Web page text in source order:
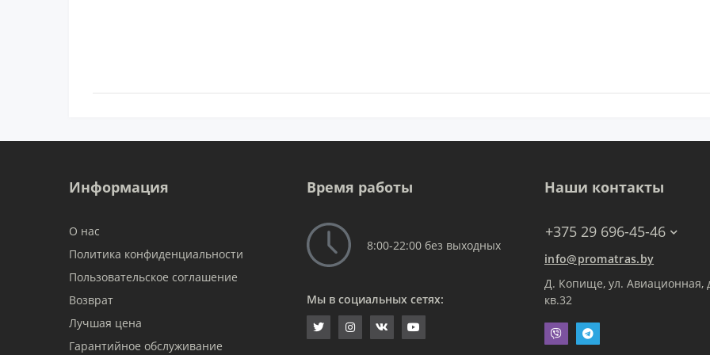
Информация
О нас
Политика конфиденциальности
Пользовательское соглашение
Возврат
Лучшая цена
Гарантийное обслуживание
Время работы
8:00-22:00 без выходных
Мы в социальных сетях:
Наши контакты
+375 29 696-45-46
info@promatras.by
Д. Копище, ул. Авиационная,
кв.32